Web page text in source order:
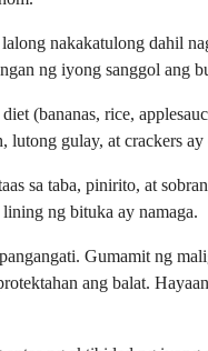
nakakatulong dahil
ng iyong sanggol ang
(bananas, rice,
lutong gulay, at crackers
sa taba, pinirito, at
ng bituka ay namaga.
Gumamit ng
ang balat.